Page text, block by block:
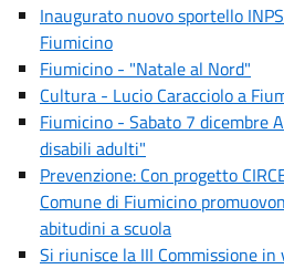
Inaugurato nuovo sportello
Fiumicino
Fiumicino - "Natale al Nord"
Cultura - Lucio Caracciolo a
Fiumicino - Sabato 7 dicembre
disabili adulti"
Prevenzione: Con progetto
Comune di Fiumicino
abitudini a scuola
Si riunisce la III Commissione in